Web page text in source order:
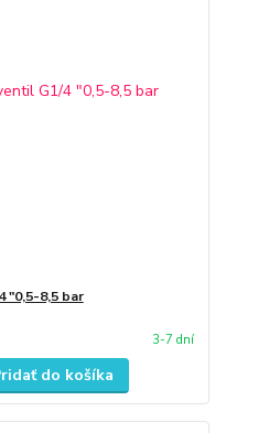
"0,5-8,5 bar
3-7 dní
do košíka